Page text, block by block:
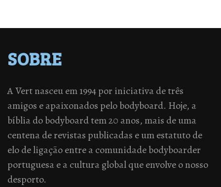
SOBRE
A Vert nasceu em 1994 por iniciativa de três
amigos e apaixonados pelo bodyboard. Hoje, a
bíblia do bodyboard tem 20 anos, mais de uma
centena de revistas publicadas e um estatuto de
elo de ligação entre a comunidade bodyboarder
portuguesa e a cultura global que envolve o nosso
desporto.